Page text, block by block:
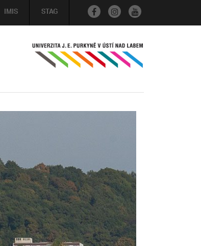
IMIS STAG